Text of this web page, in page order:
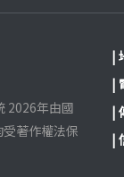
2026年由國
著作權法保
|
|
|
|